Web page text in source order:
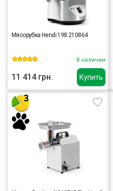
Купить
Мясорубка Hendi 198 210864
В наличии
11 414 грн.